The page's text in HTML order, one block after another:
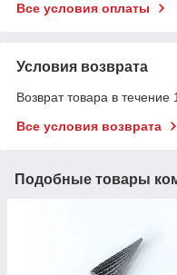
Все условия оплаты
Условия возврата
Возврат товара в
Все условия возврата
Подобные товары